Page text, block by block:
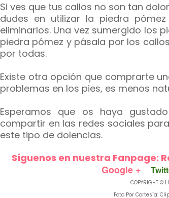
Si ves que tus callos no son tan
dudes en utilizar la piedra
eliminarlos. Una vez sumergido los
piedra pómez y pásala por los
por todas.
Existe otra opción que comprarte
problemas en los pies, es menos
Esperamos que os haya
compartir en las redes sociales
este tipo de dolencias.
Síguenos en nuestra Fanpage:
Google +
COPYRIGHT ©
Foto Por Cortesía: